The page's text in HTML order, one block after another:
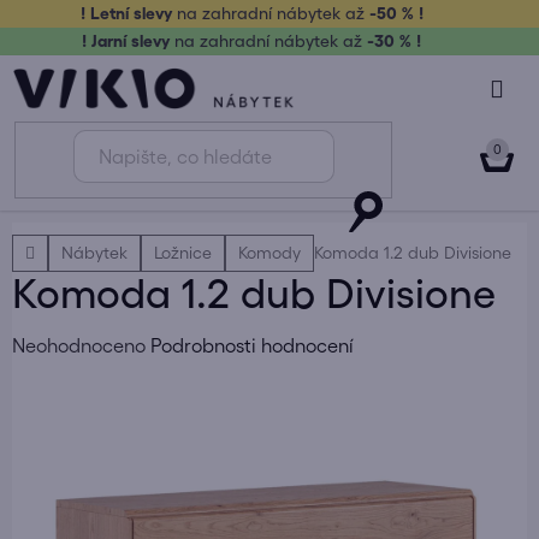
obsah
! Letní slevy na zahradní nábytek až-50 % !
! Jarní slevy na zahradní nábytek až -30 % !
DomůNábytek Ložnice Komody Komoda 1.2 dub Divisione
Komoda 1.2 dub Divisione
Průměrné
Neohodnoceno Podrobnosti hodnocení